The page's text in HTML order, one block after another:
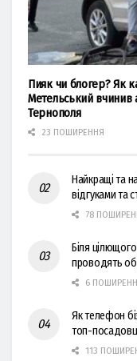
Пияк чи блогер? Як
Метельський вчинив
Тернополя
23 ПОШИРЕННЯ
Найкращі та
відгуками та
78
Біля
проводять
6
Як телефон
топ-
113